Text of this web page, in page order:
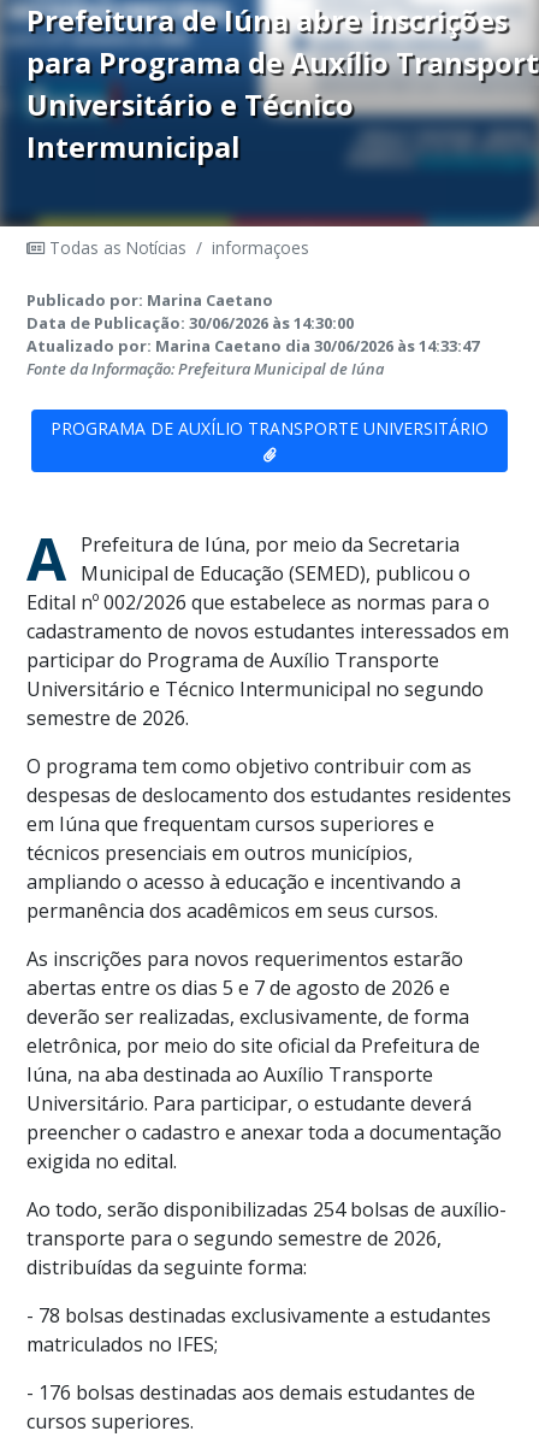
Prefeitura de Iúna abre inscrições
para Programa de Auxílio
Universitário e Técnico
Intermunicipal
Todas as Notícias / informaçoes
Publicado por: Marina Caetano
Data de Publicação: 30/06/2026 às 14:30:00
Atualizado por: Marina Caetano dia 30/06/2026 às 14:33:47
Fonte da Informação: Prefeitura Municipal de Iúna
PROGRAMA DE AUXÍLIO TRANSPORTE UNIVERSITÁRIO
A Prefeitura de Iúna, por meio da Secretaria
Municipal de Educação (SEMED), publicou o
Edital nº 002/2026 que estabelece as normas para o
cadastramento de novos estudantes interessados em
participar do Programa de Auxílio Transporte
Universitário e Técnico Intermunicipal no segundo
semestre de 2026.
O programa tem como objetivo contribuir com as
despesas de deslocamento dos estudantes residentes
em Iúna que frequentam cursos superiores e
técnicos presenciais em outros municípios,
ampliando o acesso à educação e incentivando a
permanência dos acadêmicos em seus cursos.
As inscrições para novos requerimentos estarão
abertas entre os dias 5 e 7 de agosto de 2026 e
deverão ser realizadas, exclusivamente, de forma
eletrônica, por meio do site oficial da Prefeitura de
Iúna, na aba destinada ao Auxílio Transporte
Universitário. Para participar, o estudante deverá
preencher o cadastro e anexar toda a documentação
exigida no edital.
Ao todo, serão disponibilizadas 254 bolsas de auxílio-
transporte para o segundo semestre de 2026,
distribuídas da seguinte forma:
- 78 bolsas destinadas exclusivamente a estudantes
matriculados no IFES;
- 176 bolsas destinadas aos demais estudantes de
cursos superiores.